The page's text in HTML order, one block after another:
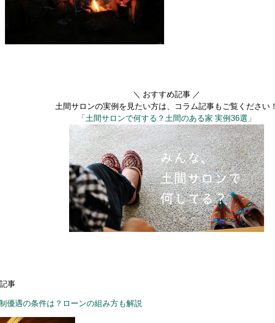
＼ おすすめ記事 ／
土間サロンの実例を見たい方は、コラム記事もご覧ください！
「土間サロンで何する？土間のある家 実例36選」
事
優遇の条件は？ローンの組み方も解説